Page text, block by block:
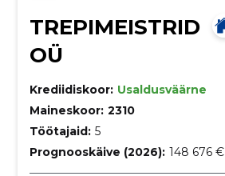
TREPIMEISTRID
OÜ
Krediidiskoor: Usaldusväärne
Maineskoor: 2310
Töötajaid: 5
Prognooskäive (2026): 148 676 €